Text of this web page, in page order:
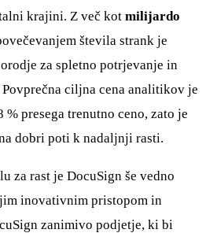
krajini. Z več kot milijardo
števila strank je
za spletno potrjevanje in
ciljna cena analitikov je
% presega trenutno ceno, zato je
dobri poti k nadaljnji rasti.
za rast je DocuSign še vedno
inovativnim pristopom in
zanimivo podjetje, ki bi